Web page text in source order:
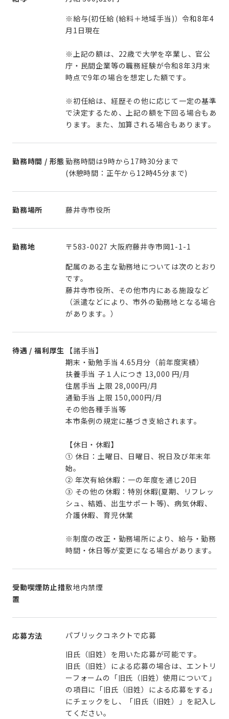
※給与(初任給 (給料＋地域手当)）令和8年4
月1日現在
※上記の額は、22歳で大学を卒業し、官公
庁・民間企業等の職務経験が令和8年3月末
時点で9年の場合を想定した額です。
※初任給は、経歴その他に応じて一定の基準
で決定するため、上記の額を下回る場合もあ
ります。また、加算される場合もあります。
勤務時間 / 形態勤務時間は9時から17時30分まで
(休憩時間：正午から12時45分まで)
勤務場所 藤井寺市役所
勤務地
〒583-0027 大阪府藤井寺市岡1-1-1
配属のある主な勤務地については次のとおり
です。
藤井寺市役所、その他市内にある施設など
（派遣などにより、市外の勤務地となる場合
があります。）
待遇 / 福利厚生 【諸手当】
期末・勤勉手当 4.65月分（前年度実績）
扶養手当 子１人につき 13,000 円/月
住居手当 上限 28,000円/月
通勤手当 上限 150,000円/月
その他各種手当等
本市条例の規定に基づき支給されます。
【休日・休暇】
① 休日：土曜日、日曜日、祝日及び年末年
始。
② 年次有給休暇：一の年度を通じ20日
③ その他の休暇：特別休暇(夏期、リフレッ
シュ、結婚、出生サポート等)、病気休暇、
介護休暇、育児休業
※制度の改正・勤務場所により、給与・勤務
時間・休日等が変更になる場合があります。
受動喫煙防止措
置
敷地内禁煙
応募方法
パブリックコネクトで応募
旧氏（旧姓）を用いた応募が可能です。
旧氏（旧姓）による応募の場合は、エントリ
ーフォームの「旧氏（旧姓）使用について」
の項目に「旧氏（旧姓）による応募をする」
にチェックをし、「旧氏（旧姓）」を記入し
てください。